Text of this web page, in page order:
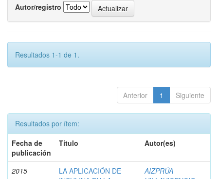
Autor/registro
Resultados 1-1 de 1.
Anterior 1 Siguiente
Resultados por ítem:
Fecha de
publicación
Título Autor(es)
2015
LA APLICACIÓN DE
AIZPRÚA